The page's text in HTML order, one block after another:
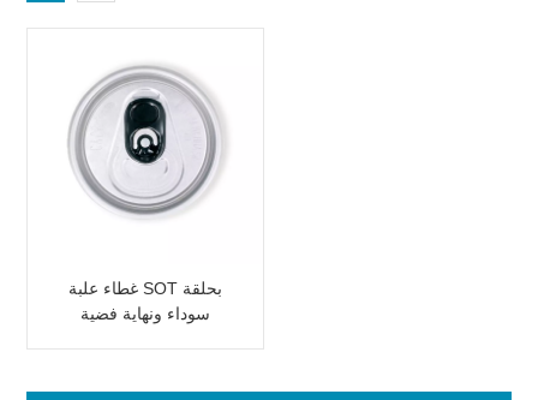
غطاء علبة SOT بحلقة
سوداء ونهاية فضية